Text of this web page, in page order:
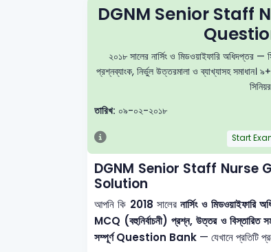
DGNM Senior Staff
২০১৮ সালের নার্সিং ও মিডওয়াইফারি
প্রশ্নব্যাংক, নির্ভুল উত্তরমালা ও ব্যাখ্যাসহ সমাধান।
তারিখ: ০৯-০২-২০১৮
Start
DGNM Senior Staff Nurse
Solution
আপনি কি 2018 সালেরনার্সিং ও
MCQ (বহুনির্বাচনী) প্রশ্ন, উত্তর ও বিস্তারিত
সম্পূর্ণ Question Bank — যেখানে প্রতিটি